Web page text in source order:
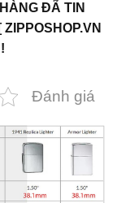
ĐÃ TIN
[ ZIPPOSHOP.VN
Đánh giá